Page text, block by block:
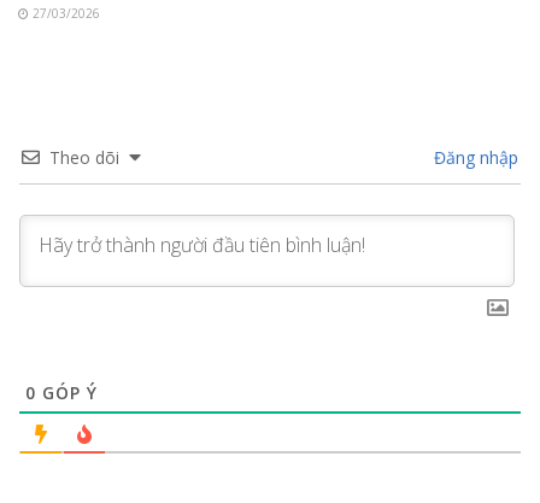
27/03/2026
Theo dõi Đăng nhập
0 GÓP Ý